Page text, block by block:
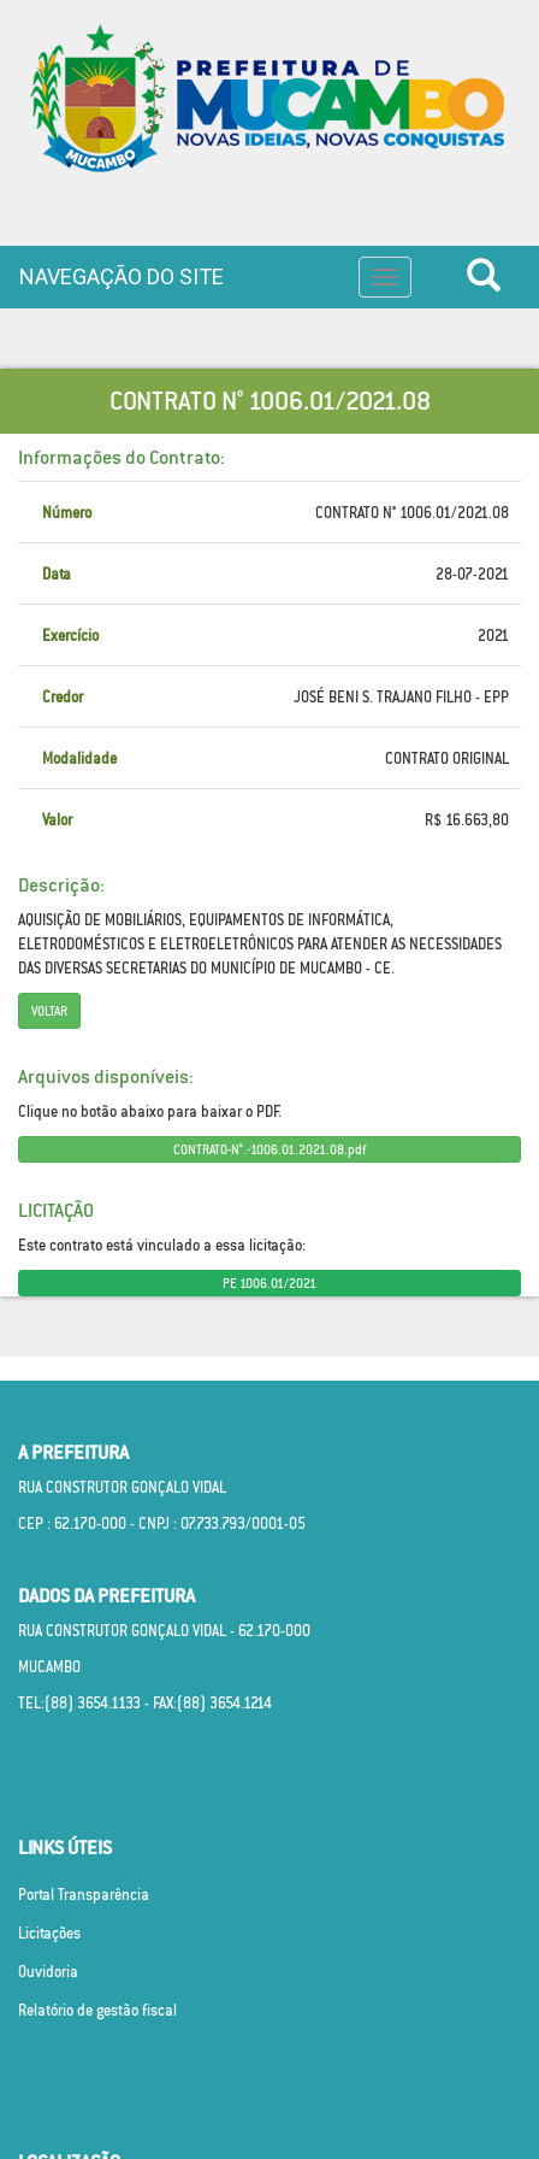
Toggle
navigation
NAVEGAÇÃO DO SITE
CONTRATO N° 1006.01/2021.08
Informações do Contrato:
Número CONTRATO N° 1006.01/2021.08
Data 28-07-2021
Exercício 2021
Credor JOSÉ BENI S. TRAJANO FILHO - EPP
Modalidade CONTRATO ORIGINAL
Valor R$ 16.663,80
Descrição:
AQUISIÇÃO DE MOBILIÁRIOS, EQUIPAMENTOS DE INFORMÁTICA,
ELETRODOMÉSTICOS E ELETROELETRÔNICOS PARA ATENDER AS NECESSIDADES
DAS DIVERSAS SECRETARIAS DO MUNICÍPIO DE MUCAMBO - CE.
VOLTAR
Arquivos disponíveis:
Clique no botão abaixo para baixar o PDF.
CONTRATO-N°.-1006.01.2021.08.pdf
LICITAÇÃO
Este contrato está vinculado a essa licitação:
PE 1006.01/2021
A PREFEITURA
RUA CONSTRUTOR GONÇALO VIDAL
CEP : 62.170­-000 - CNPJ : 07.733.793/0001­-05
DADOS DA PREFEITURA
RUA CONSTRUTOR GONÇALO VIDAL - 62.170­-000
MUCAMBO
TEL:(88) 3654.1133 - FAX:(88) 3654.1214
LINKS ÚTEIS
Portal Transparência
Licitações
Ouvidoria
Relatório de gestão fiscal